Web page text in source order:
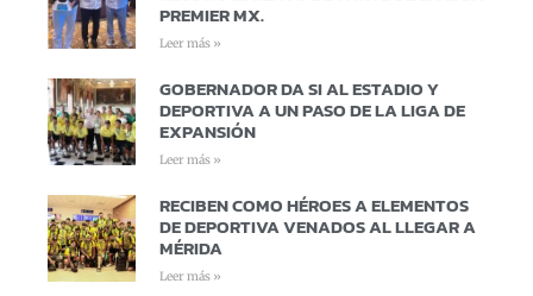
PREMIER MX.
Leer más »
GOBERNADOR DA SI AL ESTADIO Y
DEPORTIVA A UN PASO DE LA LIGA DE
EXPANSIÓN
Leer más »
RECIBEN COMO HÉROES A ELEMENTOS
DE DEPORTIVA VENADOS AL LLEGAR A
MÉRIDA
Leer más »